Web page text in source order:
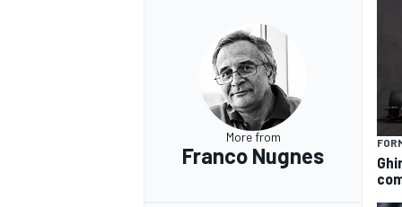
More from
Franco Nugnes